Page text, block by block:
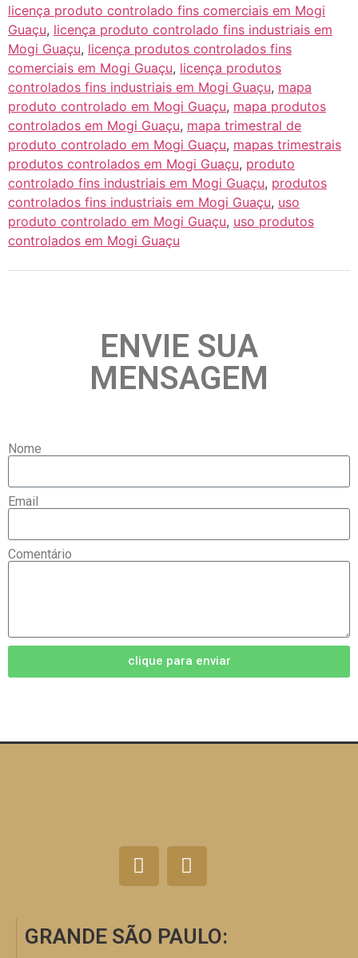
licença produto controlado fins comerciais em Mogi
Guaçu, licença produto controlado fins industriais em
Mogi Guaçu, licença produtos controlados fins
comerciais em Mogi Guaçu, licença produtos
controlados fins industriais em Mogi Guaçu, mapa
produto controlado em Mogi Guaçu, mapa produtos
controlados em Mogi Guaçu, mapa trimestral de
produto controlado em Mogi Guaçu, mapas trimestrais
produtos controlados em Mogi Guaçu, produto
controlado fins industriais em Mogi Guaçu, produtos
controlados fins industriais em Mogi Guaçu, uso
produto controlado em Mogi Guaçu, uso produtos
controlados em Mogi Guaçu
ENVIE SUA
MENSAGEM
Nome
Email
Comentário
clique para enviar
GRANDE SÃO PAULO: